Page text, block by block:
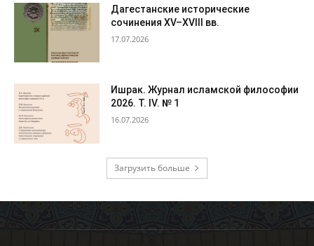
Дагестанские исторические
сочинения XV–XVIII вв.
17.07.2026
Ишрак. Журнал исламской философии
2026. Т. IV. № 1
16.07.2026
Загрузить больше